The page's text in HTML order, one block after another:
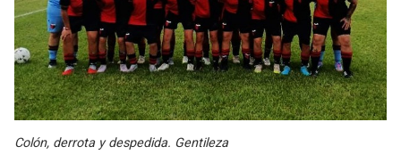
Colón, derrota y despedida. Gentileza